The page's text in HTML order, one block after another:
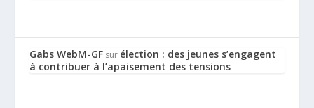
Gabs WebM-GF sur élection : des jeunes s’engagent
à contribuer à l’apaisement des tensions